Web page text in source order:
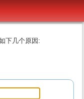
下几个原因: